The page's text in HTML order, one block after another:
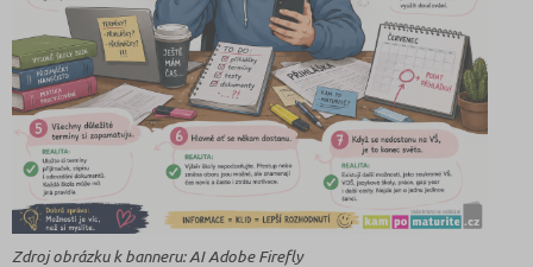
Zdroj obrázku k banneru: AI Adobe Firefly